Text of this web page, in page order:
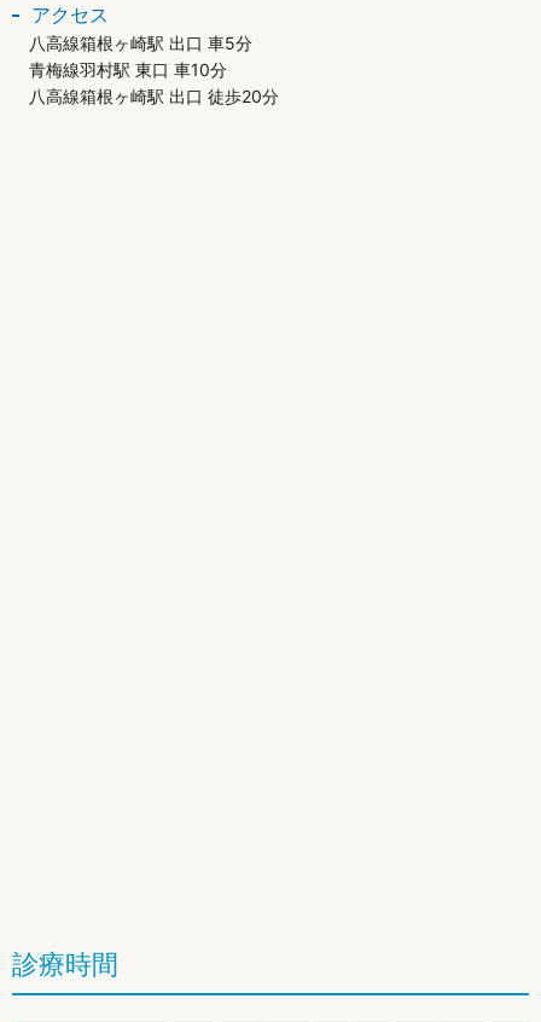
アクセス
八高線箱根ヶ崎駅 出口 車5分
青梅線羽村駅 東口 車10分
八高線箱根ヶ崎駅 出口 徒歩20分
診療時間